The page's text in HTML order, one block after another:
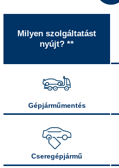
Milyen szolgáltatást
nyújt? **
Gépjárműmentés
Cseregépjármű